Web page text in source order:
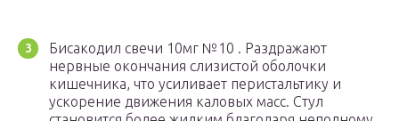
Бисакодил свечи 10мг №10 . Раздражают
нервные окончания слизистой оболочки
кишечника, что усиливает перистальтику и
ускорение движения каловых масс. Стул